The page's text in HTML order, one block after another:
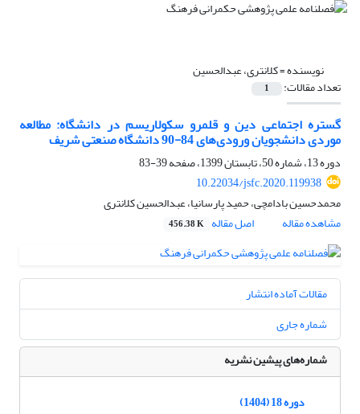
نویسنده =کلانتری، عبدالحسین
تعداد مقالات: 1
گستره اجتماعی دین و قلمرو سکولاریسم در دانشگاه: مطالعه
موردی دانشجویان ورودی‌های 84-90 دانشگاه صنعتی شریف
دوره 13، شماره 50، تابستان 1399، صفحه
39-83
10.22034/jsfc.2020.119938
محمدحسین بادامچی، حمید پارسانیا، عبدالحسین کلانتری
مشاهده مقاله
اصل مقاله 456.38 K
مقالات آماده انتشار
شماره جاری
شماره‌های پیشین نشریه
دوره 18 (1404)